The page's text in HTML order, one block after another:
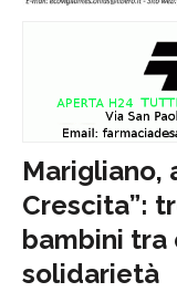
Marigliano,
Crescita”:
bambini tra
solidarietà